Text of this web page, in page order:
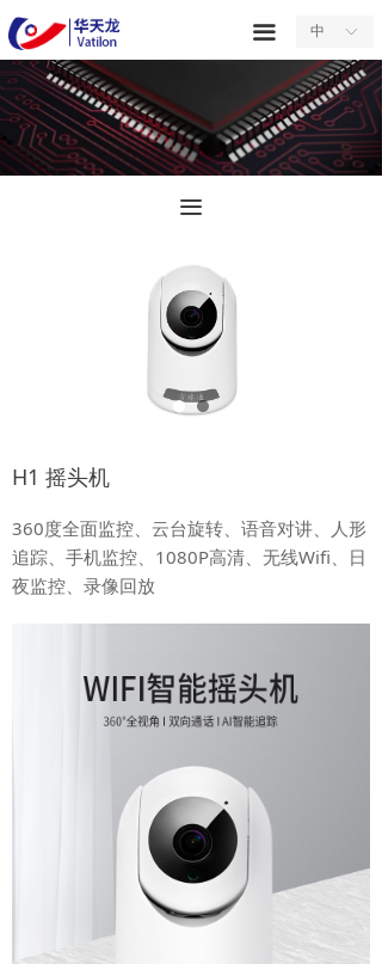
끀
首页
关于我们
产品中心
ꀅ
中
H1 摇头机
360度全面监控、云台旋转、语音对讲、人形
追踪、手机监控、1080P高清、无线Wifi、日
夜监控、录像回放
끀